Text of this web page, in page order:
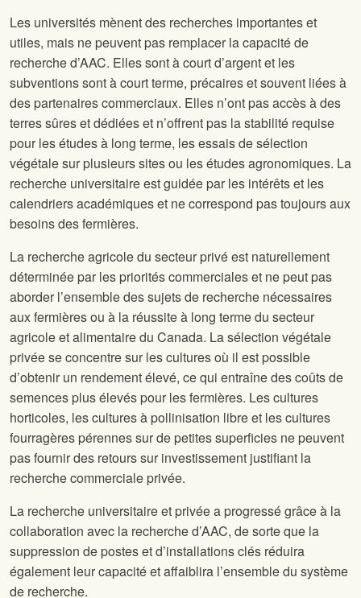
Les universités mènent des recherches importantes et
utiles, mais ne peuvent pas remplacer la capacité de
recherche d’AAC. Elles sont à court d’argent et les
subventions sont à court terme, précaires et souvent liées à
des partenaires commerciaux. Elles n’ont pas accès à des
terres sûres et dédiées et n’offrent pas la stabilité requise
pour les études à long terme, les essais de sélection
végétale sur plusieurs sites ou les études agronomiques. La
recherche universitaire est guidée par les intérêts et les
calendriers académiques et ne correspond pas toujours aux
besoins des fermières.
La recherche agricole du secteur privé est naturellement
déterminée par les priorités commerciales et ne peut pas
aborder l’ensemble des sujets de recherche nécessaires
aux fermières ou à la réussite à long terme du secteur
agricole et alimentaire du Canada. La sélection végétale
privée se concentre sur les cultures où il est possible
d’obtenir un rendement élevé, ce qui entraîne des coûts de
semences plus élevés pour les fermières. Les cultures
horticoles, les cultures à pollinisation libre et les cultures
fourragères pérennes sur de petites superficies ne peuvent
pas fournir des retours sur investissement justifiant la
recherche commerciale privée.
La recherche universitaire et privée a progressé grâce à la
collaboration avec la recherche d’AAC, de sorte que la
suppression de postes et d’installations clés réduira
également leur capacité et affaiblira l’ensemble du système
de recherche.